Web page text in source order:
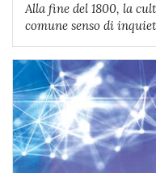
Alla fine del 1800, la
comune senso di